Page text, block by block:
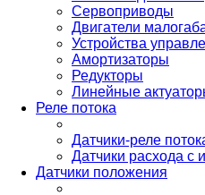
Сервоприводы
Двигатели
Устройства
Амортизаторы
Редукторы
Линейные
Реле потока
Датчики-реле
Датчики расхода
Датчики положения